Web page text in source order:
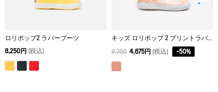
ロリポップ2 ラバーブーツ
8,250円 (税込)
キッズ ロリポップ 2 プリントラバーブーツ
9,350 4,675円 (税込) -50%